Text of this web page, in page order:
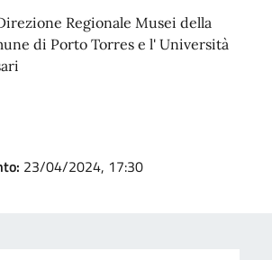
Regionale Musei della
di Porto Torres e l' Università
23/04/2024, 17:30